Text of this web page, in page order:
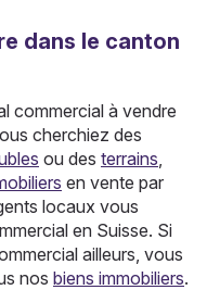
dans le canton
commercial à vendre
cherchiez des
ou des terrains,
en vente par
locaux vous
en Suisse. Si
ailleurs, vous
nos biens immobiliers.